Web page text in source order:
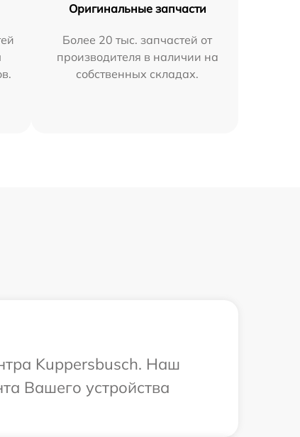
Оригинальные запчасти
Более 20 тыс. запчастей от
производителя в наличии на
собственных складах.
Kuppersbusch. Наш
Вашего устройства